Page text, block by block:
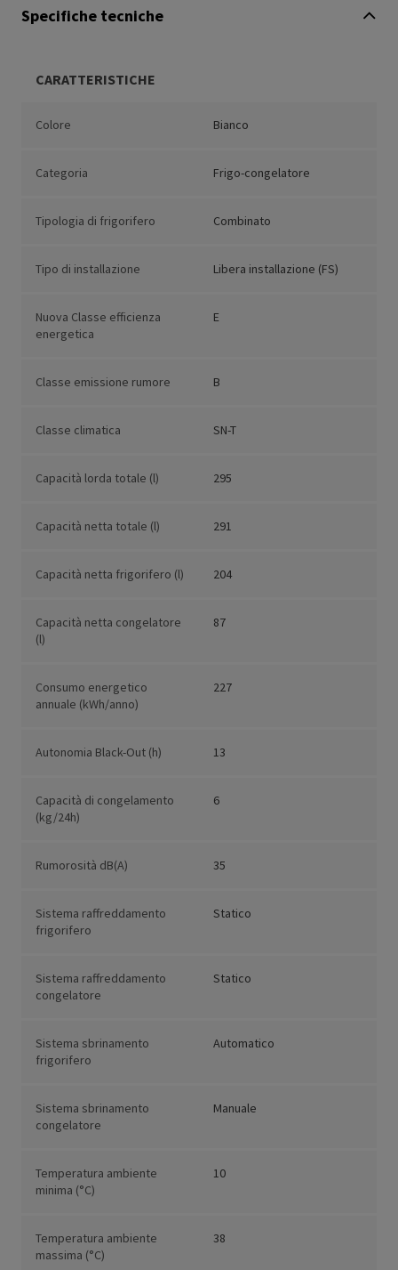
Specifiche tecniche
CARATTERISTICHE
Colore Bianco
Categoria Frigo-congelatore
Tipologia di frigorifero Combinato
Tipo di installazione Libera installazione (FS)
Nuova Classe efficienza
energetica
E
Classe emissione rumore B
Classe climatica SN-T
Capacità lorda totale (l) 295
Capacità netta totale (l) 291
Capacità netta frigorifero (l) 204
Capacità netta congelatore
(l)
87
Consumo energetico
annuale (kWh/anno)
227
Autonomia Black-Out (h) 13
Capacità di congelamento
(kg/24h)
6
Rumorosità dB(A) 35
Sistema raffreddamento
frigorifero
Statico
Sistema raffreddamento
congelatore
Statico
Sistema sbrinamento
frigorifero
Automatico
Sistema sbrinamento
congelatore
Manuale
Temperatura ambiente
minima (°C)
10
Temperatura ambiente
massima (°C)
38